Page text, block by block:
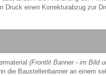
Druck einen Korrekturabzug zur
(Frontlit Banner - im Bild
die Baustellenbanner an einem